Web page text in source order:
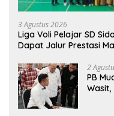
3 Agustus 2026
Liga Voli Pelajar SD
Dapat Jalur Prestasi
2
PB
Wasit,